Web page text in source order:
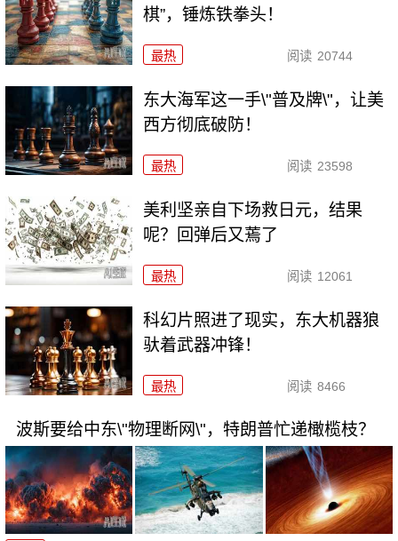
棋”，锤炼铁拳头！
最热 阅读 20744
东大海军这一手\"普及牌\"，让美
西方彻底破防！
最热 阅读 23598
美利坚亲自下场救日元，结果
呢？回弹后又蔫了
最热 阅读 12061
科幻片照进了现实，东大机器狼
驮着武器冲锋！
最热 阅读 8466
波斯要给中东\"物理断网\"，特朗普忙递橄榄枝？